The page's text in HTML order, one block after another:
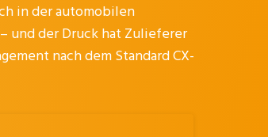
in der automobilen
und der Druck hat Zulieferer
nach dem Standard CX-